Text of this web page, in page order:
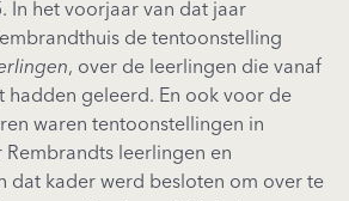
In het voorjaar van dat jaar
de tentoonstelling
, over de leerlingen die vanaf
hadden geleerd. En ook voor de
waren tentoonstellingen in
leerlingen en
dat kader werd besloten om over te